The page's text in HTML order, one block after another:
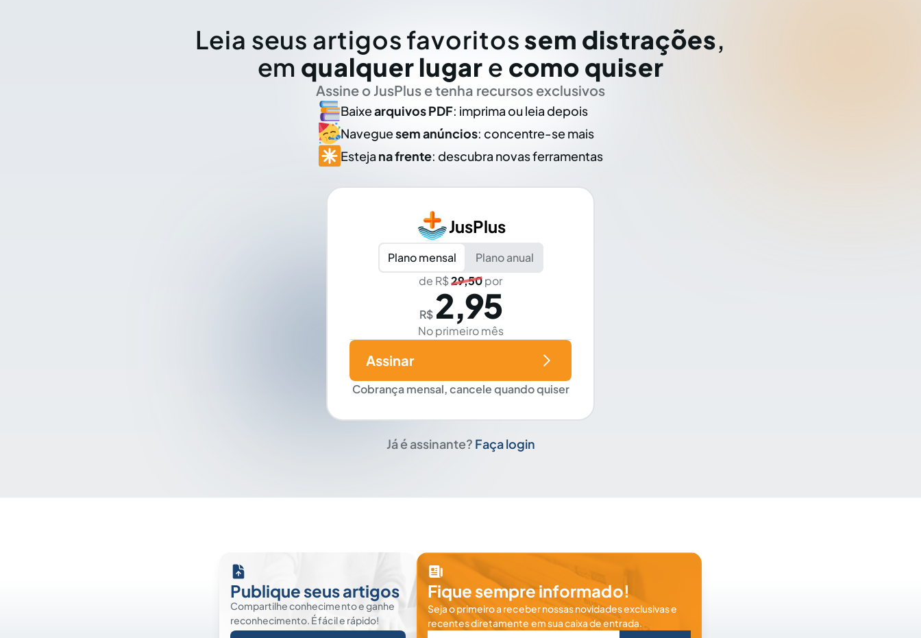
Leia seus artigos favoritos sem distrações,
em qualquer lugar e como quiser
Assine o JusPlus e tenha recursos exclusivos
Baixearquivos PDF: imprima ou leia depois
Naveguesem anúncios: concentre-se mais
Esteja na frente: descubra novas ferramentas
JusPlus
Plano mensal
Plano anual
de R$29,50por
R$ 2,95
No primeiro mês
Cobrança mensal, cancele quando quiser
Assinar
Já é assinante? Faça login
Publique seus artigos
Compartilhe conhecimento e ganhe
reconhecimento. É fácil e rápido!
Fique sempre informado!
Seja o primeiro a receber nossas novidades exclusivas e
recentes diretamente em sua caixa de entrada.